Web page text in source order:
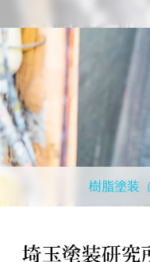
樹脂塗装